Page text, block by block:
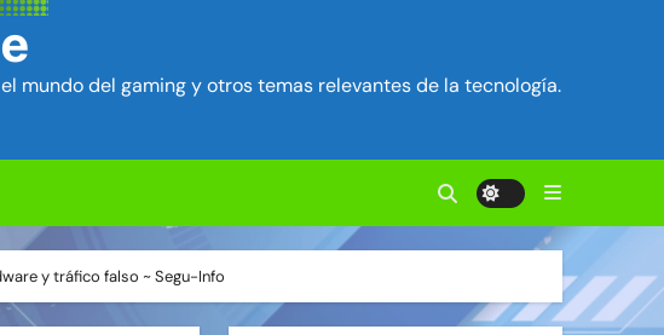
RPG de acción
en Estados Unidos ~ Segu-Info
mundo del gaming y otros temas relevantes de la tecnología.
y tráfico falso ~ Segu-Info